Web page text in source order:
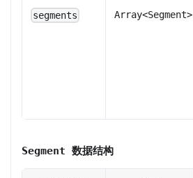
segments Array<Segment>
Segment 数据结构